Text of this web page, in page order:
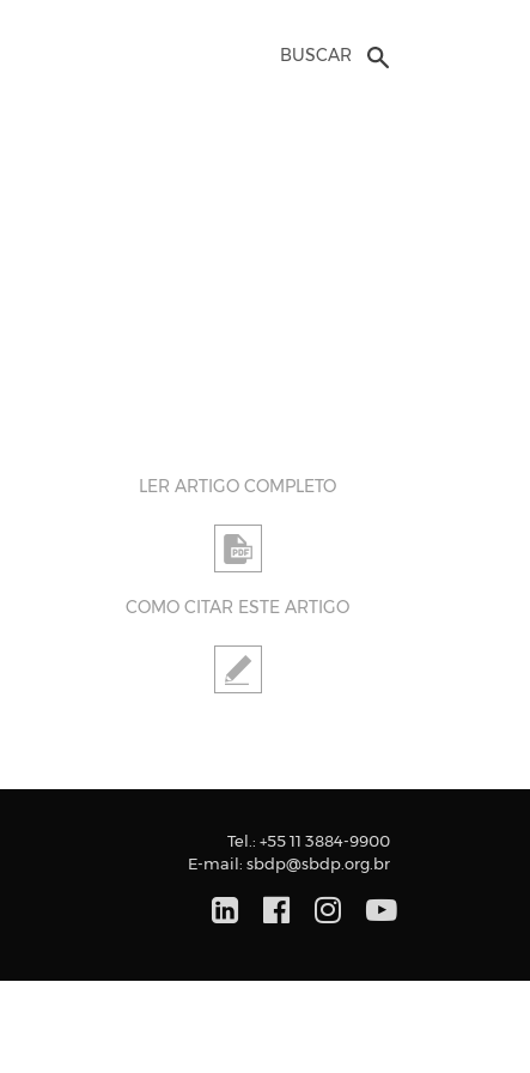
BUSCAR
LER ARTIGO COMPLETO
COMO CITAR ESTE ARTIGO
Tel.: +55 11 3884-9900
E-mail: sbdp@sbdp.org.br